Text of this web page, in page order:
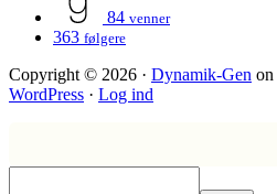
84 venner
363 følgere
Copyright © 2026 · Dynamik-Gen on
WordPress · Log ind